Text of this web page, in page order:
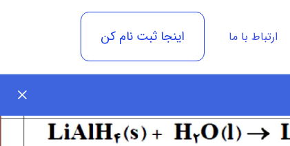
ارتباط با ما اینجا ثبت نام کن